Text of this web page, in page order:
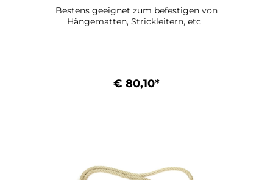
Bestens geeignet zum befestigen von
Hängematten, Strickleitern, etc
€ 80,10*